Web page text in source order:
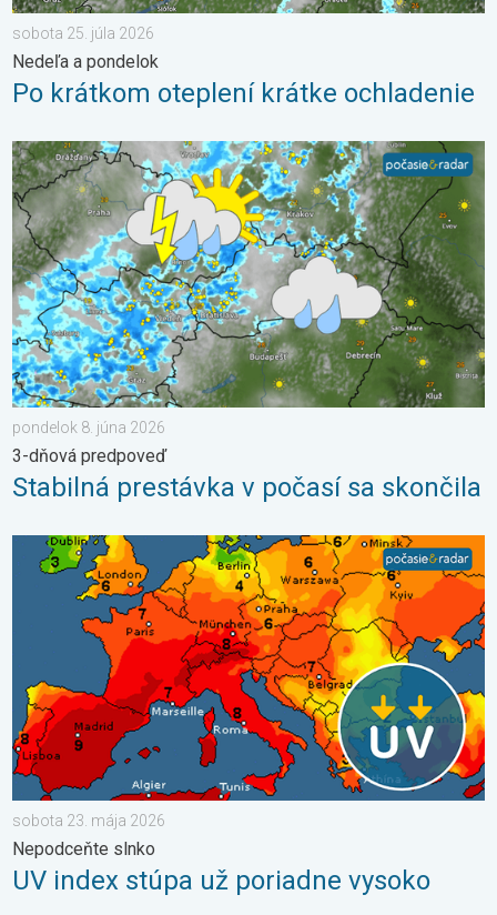
sobota 25. júla 2026
Nedeľa a pondelok
Po krátkom oteplení krátke ochladenie
Stabilná prestávka v počasí sa skončila. 3-dňová predpoveď.
pondelok 8. júna 2026
3-dňová predpoveď
Stabilná prestávka v počasí sa skončila
UV index stúpa už poriadne vysoko. Nepodceňte slnko. . .
sobota 23. mája 2026
Nepodceňte slnko
UV index stúpa už poriadne vysoko